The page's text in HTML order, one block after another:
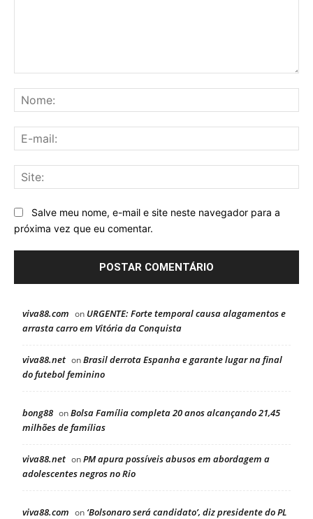
Salve meu nome, e-mail e site neste navegador para a
próxima vez que eu comentar.
viva88.com on URGENTE: Forte temporal causa alagamentos e
arrasta carro em Vitória da Conquista
viva88.net onBrasil derrota Espanha e garante lugar na final
do futebol feminino
bong88 onBolsa Família completa 20 anos alcançando 21,45
milhões de famílias
viva88.net onPM apura possíveis abusos em abordagem a
adolescentes negros no Rio
viva88.com on ‘Bolsonaro será candidato’, diz presidente do PL